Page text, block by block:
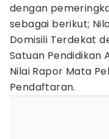
dengan
sebagai berikut;
Domisili Terdekat
Satuan Pendidikan
Nilai Rapor Mata
Pendaftaran.